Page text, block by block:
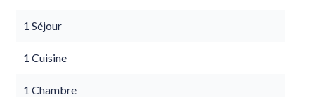
1 Séjour
1 Cuisine
1 Chambre